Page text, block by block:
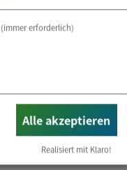
(immer erforderlich)
Alle akzeptieren
Realisiert mit Klaro!